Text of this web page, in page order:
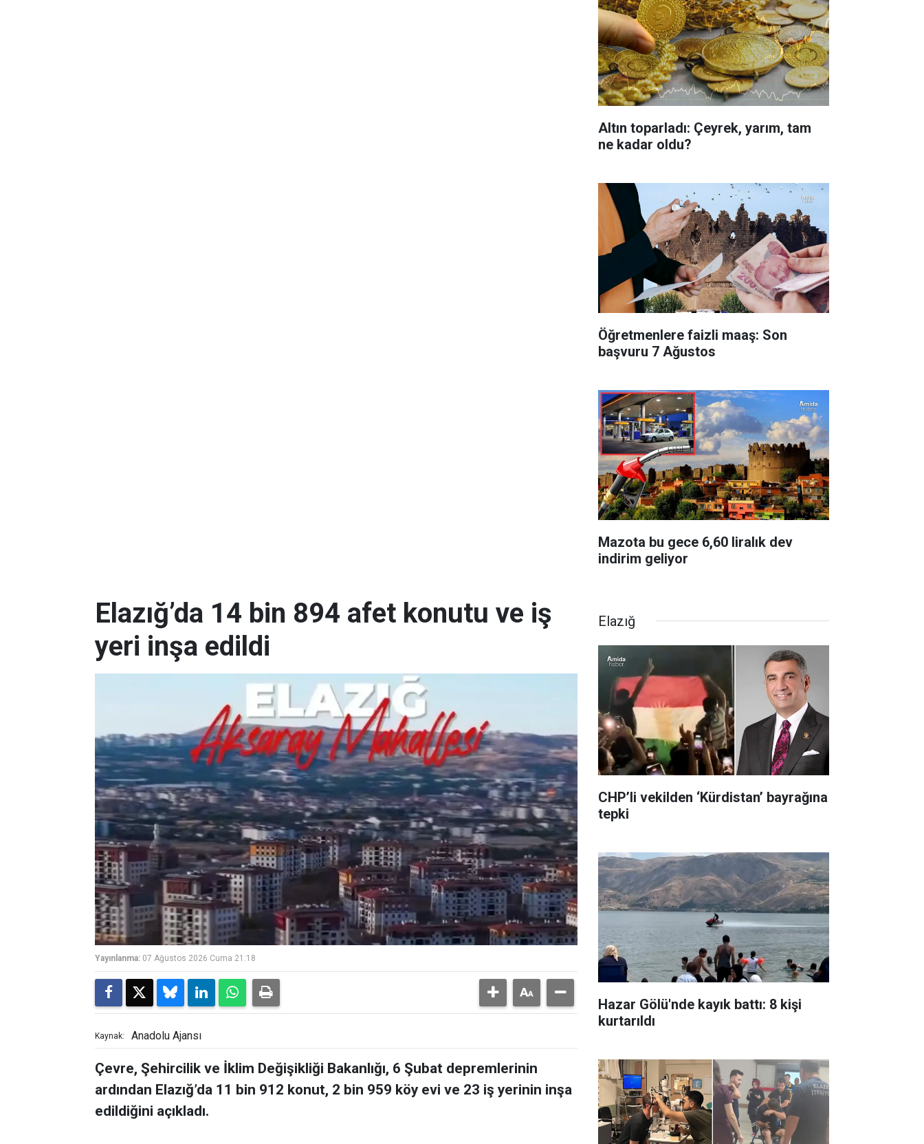
Altın toparladı: Çeyrek, yarım, tam
ne kadar oldu?
Öğretmenlere faizli maaş: Son
başvuru 7 Ağustos
Mazota bu gece 6,60 liralık dev
indirim geliyor
Elazığ’da 14 bin 894 afet konutu ve iş
yeri inşa edildi
Yayınlanma: 07 Ağustos 2026 Cuma 21:18
Kaynak: Anadolu Ajansı
Çevre, Şehircilik ve İklim Değişikliği Bakanlığı, 6 Şubat depremlerinin
ardından Elazığ’da 11 bin 912 konut, 2 bin 959 köy evi ve 23 iş yerinin inşa
edildiğini açıkladı.
Elazığ
CHP’li vekilden ‘Kürdistan’ bayrağına
tepki
Hazar Gölü'nde kayık battı: 8 kişi
kurtarıldı